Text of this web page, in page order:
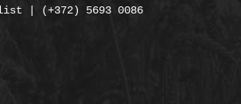
| (+372) 5693 0086